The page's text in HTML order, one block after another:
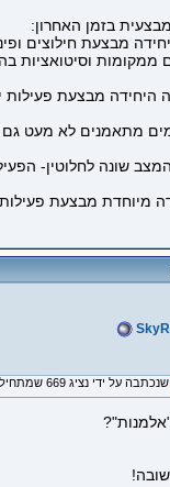
בזמן האחרון:
מבצעת חילוצים
ממקומות וסיטואציות
היחידה מבצעת פעילות
מתאמנים לא מעט גם
שונה לחלוטין-
מיוחדת מבצעת
על ידי נציג 669 שמתחילה ב "דרכי ההגעה ליחידה ותכני המסלול"